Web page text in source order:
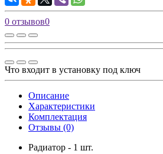
0 отзывов0
Что входит в установку под ключ
Описание
Характеристики
Комплектация
Отзывы (0)
Радиатор - 1 шт.